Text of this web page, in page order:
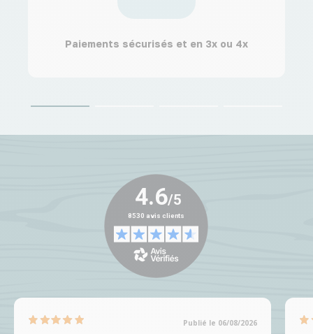
Paiements sécurisés et en 3x ou 4x
Publié le 06/08/2026